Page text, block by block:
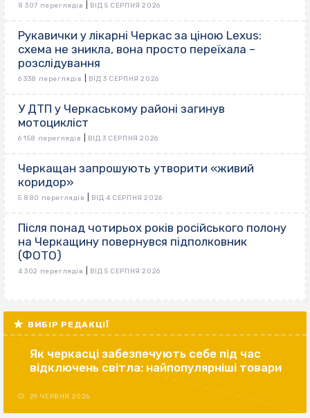
8 307 переглядів ВІД 5 СЕРПНЯ 2026
Рукавички у лікарні Черкас за ціною Lexus:
схема не зникла, вона просто переїхала –
розслідування
6 338 переглядів ВІД 3 СЕРПНЯ 2026
У ДТП у Черкаському районі загинув
мотоцикліст
6 158 переглядів ВІД 3 СЕРПНЯ 2026
Черкащан запрошують утворити «живий
коридор»
5 880 переглядів ВІД 4 СЕРПНЯ 2026
Після понад чотирьох років російського полону
на Черкащину повернувся підполковник
(ФОТО)
4 302 переглядів ВІД 5 СЕРПНЯ 2026
ВИБІР РЕДАКЦІЇ
Як черкасці забезпечують себе під час
відключень світла: найпопулярніші товари
29 ЧЕРВНЯ 2026